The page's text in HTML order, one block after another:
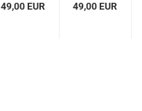
49,00 EUR
49,00 EUR